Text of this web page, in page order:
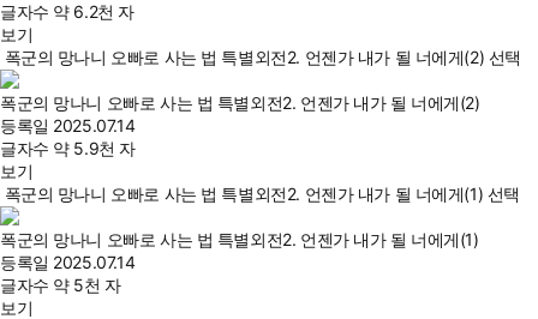
글자수 약 6.2천 자
보기
폭군의 망나니 오빠로 사는 법 특별외전2. 언젠가 내가 될 너에게(2) 선택
폭군의 망나니 오빠로 사는 법 특별외전2. 언젠가 내가 될 너에게(2)
등록일 2025.07.14
글자수 약 5.9천 자
보기
폭군의 망나니 오빠로 사는 법 특별외전2. 언젠가 내가 될 너에게(1) 선택
폭군의 망나니 오빠로 사는 법 특별외전2. 언젠가 내가 될 너에게(1)
등록일 2025.07.14
글자수 약 5천 자
보기